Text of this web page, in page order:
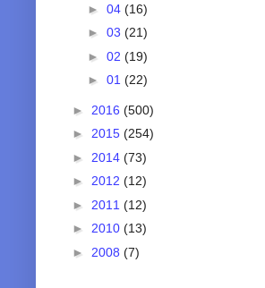
► 04 (16)
► 03 (21)
► 02 (19)
► 01 (22)
► 2016 (500)
► 2015 (254)
► 2014 (73)
► 2012 (12)
► 2011 (12)
► 2010 (13)
► 2008 (7)